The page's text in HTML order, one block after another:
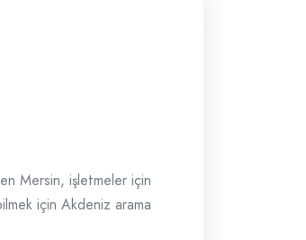
Mersin, işletmeler için
için Akdeniz arama